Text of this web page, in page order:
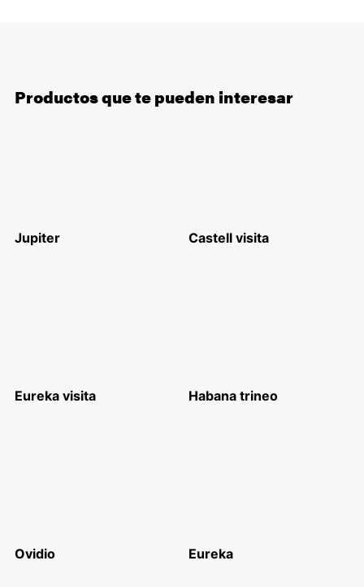
Productos que te pueden interesar
Jupiter Castell visita
Eureka visita Habana trineo
Ovidio Eureka